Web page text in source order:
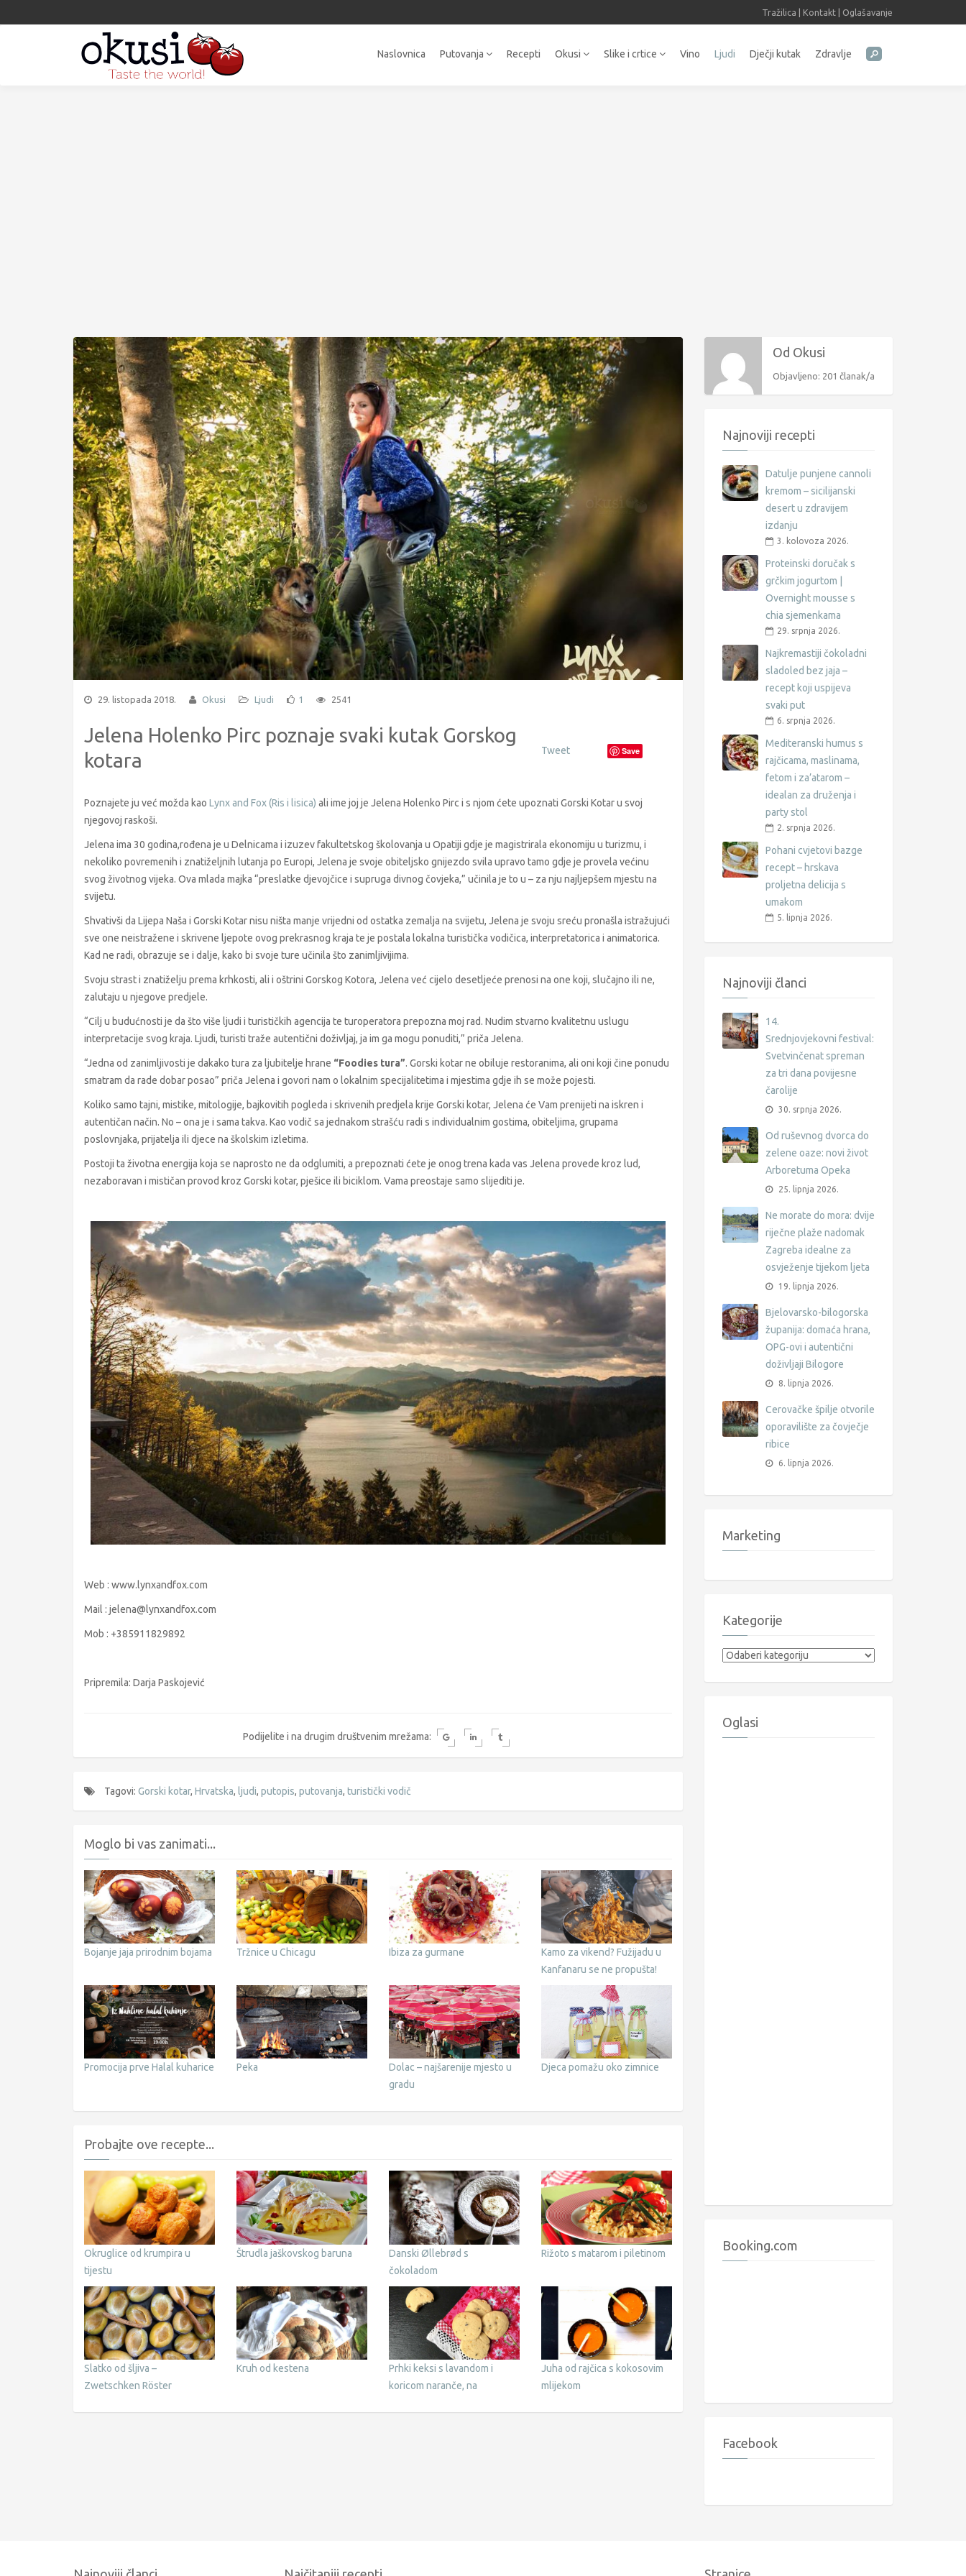
Tražilica Kontakt Oglašavanje
Naslovnica Putovanja Recepti Okusi Slike i crtice Vino Ljudi Dječji kutak Zdravlje
29. listopada 2018. Okusi Ljudi 1 2541
Jelena Holenko Pirc poznaje svaki kutak Gorskog
kotara
Tweet Save
Poznajete ju već možda kao Lynx and Fox (Ris i lisica) ali ime joj je Jelena Holenko Pirc i s njom ćete upoznati Gorski Kotar u svoj
njegovoj raskoši.
Jelena ima 30 godina,rođena je u Delnicama i izuzev fakultetskog školovanja u Opatiji gdje je magistrirala ekonomiju u turizmu, i
nekoliko povremenih i znatiželjnih lutanja po Europi, Jelena je svoje obiteljsko gnijezdo svila upravo tamo gdje je provela većinu
svog životnog vijeka. Ova mlada majka “preslatke djevojčice i supruga divnog čovjeka,” učinila je to u – za nju najljepšem mjestu na
svijetu.
Shvativši da Lijepa Naša i Gorski Kotar nisu ništa manje vrijedni od ostatka zemalja na svijetu, Jelena je svoju sreću pronašla istražujući
sve one neistražene i skrivene ljepote ovog prekrasnog kraja te je postala lokalna turistička vodičica, interpretatorica i animatorica.
Kad ne radi, obrazuje se i dalje, kako bi svoje ture učinila što zanimljivijima.
Svoju strast i znatiželju prema krhkosti, ali i oštrini Gorskog Kotora, Jelena već cijelo desetljeće prenosi na one koji, slučajno ili ne,
zalutaju u njegove predjele.
“Cilj u budućnosti je da što više ljudi i turističkih agencija te turoperatora prepozna moj rad. Nudim stvarno kvalitetnu uslugu
interpretacije svog kraja. Ljudi, turisti traže autentični doživljaj, ja im ga mogu ponuditi,” priča Jelena.
“Jedna od zanimljivosti je dakako tura za ljubitelje hrane “Foodies tura”. Gorski kotar ne obiluje restoranima, ali oni koji čine ponudu
smatram da rade dobar posao” priča Jelena i govori nam o lokalnim specijalitetima i mjestima gdje ih se može pojesti.
Koliko samo tajni, mistike, mitologije, bajkovitih pogleda i skrivenih predjela krije Gorski kotar, Jelena će Vam prenijeti na iskren i
autentičan način. No – ona je i sama takva. Kao vodič sa jednakom strašću radi s individualnim gostima, obiteljima, grupama
poslovnjaka, prijatelja ili djece na školskim izletima.
Postoji ta životna energija koja se naprosto ne da odglumiti, a prepoznati ćete je onog trena kada vas Jelena provede kroz lud,
nezaboravan i mističan provod kroz Gorski kotar, pješice ili biciklom. Vama preostaje samo slijediti je.
Web : www.lynxandfox.com
Mail : jelena@lynxandfox.com
Mob : +385911829892
Pripremila: Darja Paskojević
Podijelite i na drugim društvenim mrežama:
Tagovi: Gorski kotar, Hrvatska, ljudi, putopis, putovanja, turistički vodič
Moglo bi vas zanimati...
Bojanje jaja prirodnim bojama Tržnice u Chicagu Ibiza za gurmane
Kamo za vikend? Fužijadu u
Kanfanaru se ne propušta!
Promocija prve Halal kuharice Peka
Dolac – najšarenije mjesto u
gradu
Djeca pomažu oko zimnice
Probajte ove recepte...
Okruglice od krumpira u
tijestu
Štrudla jaškovskog baruna
Danski Øllebrød s
čokoladom
Rižoto s matarom i piletinom
Slatko od šljiva –
Zwetschken Röster
Kruh od kestena
Prhki keksi s lavandom i
koricom naranče, na
Juha od rajčica s kokosovim
mlijekom
Od Okusi
Objavljeno: 201 članak/a
Najnoviji recepti
Datulje punjene cannoli
kremom – sicilijanski
desert u zdravijem
izdanju
3. kolovoza 2026.
Proteinski doručak s
grčkim jogurtom |
Overnight mousse s
chia sjemenkama
29. srpnja 2026.
Najkremastiji čokoladni
sladoled bez jaja –
recept koji uspijeva
svaki put
6. srpnja 2026.
Mediteranski humus s
rajčicama, maslinama,
fetom i za’atarom –
idealan za druženja i
party stol
2. srpnja 2026.
Pohani cvjetovi bazge
recept – hrskava
proljetna delicija s
umakom
5. lipnja 2026.
Najnoviji članci
14.
Srednjovjekovni festival:
Svetvinčenat spreman
za tri dana povijesne
čarolije
30. srpnja 2026.
Od ruševnog dvorca do
zelene oaze: novi život
Arboretuma Opeka
25. lipnja 2026.
Ne morate do mora: dvije
riječne plaže nadomak
Zagreba idealne za
osvježenje tijekom ljeta
19. lipnja 2026.
Bjelovarsko-bilogorska
županija: domaća hrana,
OPG-ovi i autentični
doživljaji Bilogore
8. lipnja 2026.
Cerovačke špilje otvorile
oporavilište za čovječje
ribice
6. lipnja 2026.
Marketing
Kategorije
Kategorije
Oglasi
Booking.com
Facebook